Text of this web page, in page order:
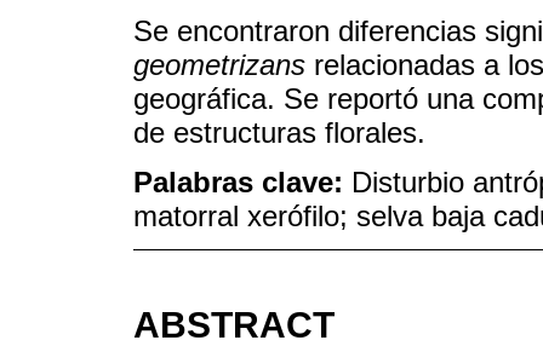
Se encontraron diferencias
geometrizans relacionadas a
geográfica. Se reportó una
de estructuras florales.
Palabras clave: Disturbio
matorral xerófilo; selva baja
ABSTRACT